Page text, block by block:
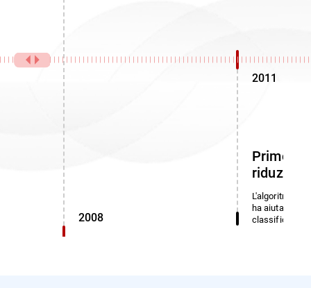
2008
2011
Primo
L'algoritmo di
ha aiutato a
classificati in